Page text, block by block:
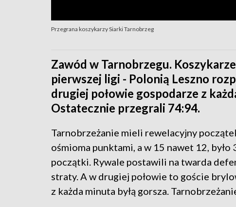
Przegrana koszykarzy Siarki Tarnobrzeg
Zawód w Tarnobrzegu.
pierwszej ligi - Polonią Leszno
drugiej połowie gospodarze z
Ostatecznie przegrali 74:94.
Tarnobrzeżanie mieli rewelacyjny
ośmioma punktami, a w 15 nawet 12, było
początki. Rywale postawili na twarda
straty. A w drugiej połowie to goście
z każda minuta byłą gorsza.